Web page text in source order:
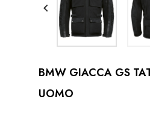

BMW GIACCA GS
UOMO